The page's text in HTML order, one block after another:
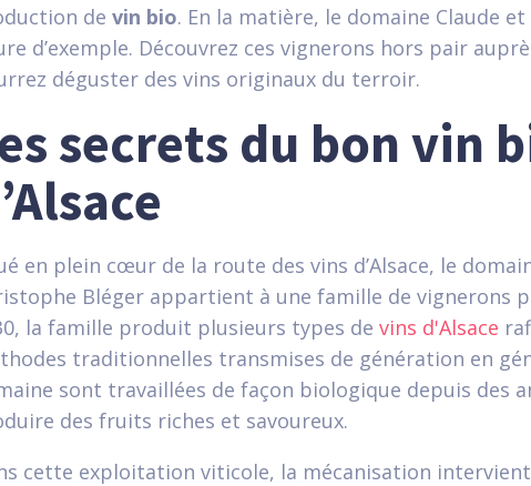
de vin bio. En la matière, le domaine Claude
d’exemple. Découvrez ces vignerons hors pair
déguster des vins originaux du terroir.
secrets du bon vin
en plein cœur de la route des vins d’Alsace, le
Bléger appartient à une famille de vignerons
la famille produit plusieurs types de vins d'Alsace
traditionnelles transmises de génération en
sont travaillées de façon biologique depuis des
des fruits riches et savoureux.
cette exploitation viticole, la mécanisation